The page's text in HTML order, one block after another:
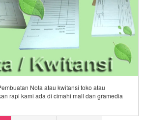
Nota atau kwitansi toko atau
rapi kami ada di cimahi mall dan gramedia